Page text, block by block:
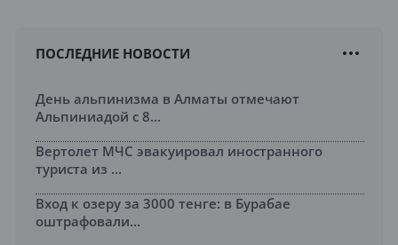
ПОСЛЕДНИЕ НОВОСТИ
День альпинизма в Алматы отмечают
Альпиниадой с 8...
Вертолет МЧС эвакуировал иностранного
туриста из ...
Вход к озеру за 3000 тенге: в Бурабае
оштрафовали...